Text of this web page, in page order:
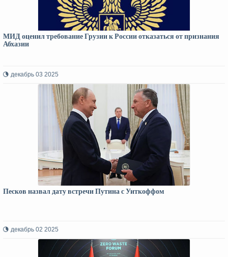
МИД оценил требование Грузии к России отказаться от признания
Абхазии
декабрь 03 2025
Песков назвал дату встречи Путина с Уиткоффом
декабрь 02 2025